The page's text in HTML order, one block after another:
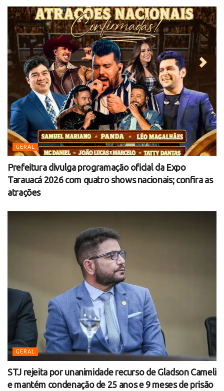
GERAL
Prefeitura divulga programação oficial da Expo
Tarauacá 2026 com quatro shows nacionais; confira as
atrações
GERAL
STJ rejeita por unanimidade recurso de Gladson Cameli
e mantém condenação de 25 anos e 9 meses de prisão